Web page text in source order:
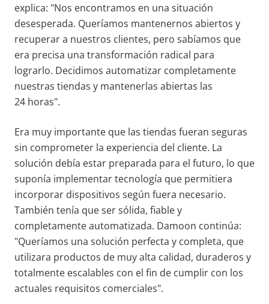
explica: "Nos encontramos en una situación
desesperada. Queríamos mantenernos abiertos y
recuperar a nuestros clientes, pero sabíamos que
era precisa una transformación radical para
lograrlo. Decidimos automatizar completamente
nuestras tiendas y mantenerlas abiertas las
24 horas".
Era muy importante que las tiendas fueran seguras
sin comprometer la experiencia del cliente. La
solución debía estar preparada para el futuro, lo que
suponía implementar tecnología que permitiera
incorporar dispositivos según fuera necesario.
También tenía que ser sólida, fiable y
completamente automatizada. Damoon continúa:
"Queríamos una solución perfecta y completa, que
utilizara productos de muy alta calidad, duraderos y
totalmente escalables con el fin de cumplir con los
actuales requisitos comerciales".